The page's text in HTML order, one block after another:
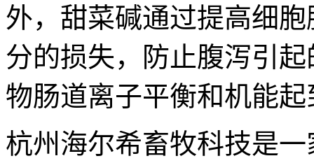
外，甜菜碱通过提高细
分的损失，防止腹泻引
物肠道离子平衡和机能
杭州海尔希畜牧科技是